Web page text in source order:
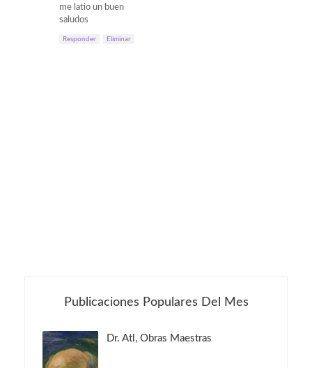
me latio un buen
saludos
Responder Eliminar
Publicaciones Populares Del Mes
Dr. Atl, Obras Maestras